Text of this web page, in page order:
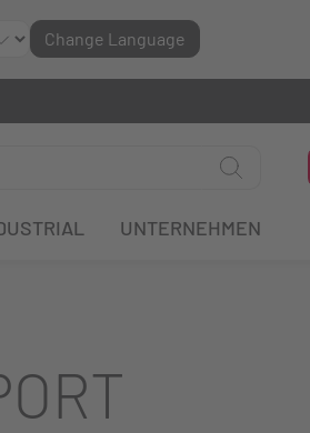
Change Language
UNTERNEHMEN